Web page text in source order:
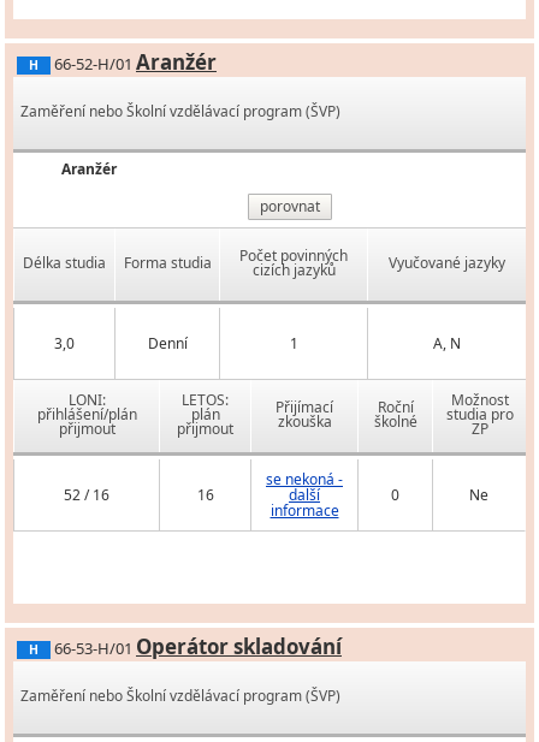
H 66-52-H/01 Aranžér
Zaměření nebo Školní vzdělávací program (ŠVP)
Aranžér
porovnat
Délka studia Forma studia Počet povinných
cizích jazyků Vyučované jazyky
3,0 Denní 1 A, N
LONI:
přihlášení/plán
přijmout
LETOS:
plán
přijmout
Přijímací
zkouška
Roční
školné
Možnost
studia pro
ZP
52 / 16 16
se nekoná -
další
informace
0 Ne
H 66-53-H/01 Operátor skladování
Zaměření nebo Školní vzdělávací program (ŠVP)